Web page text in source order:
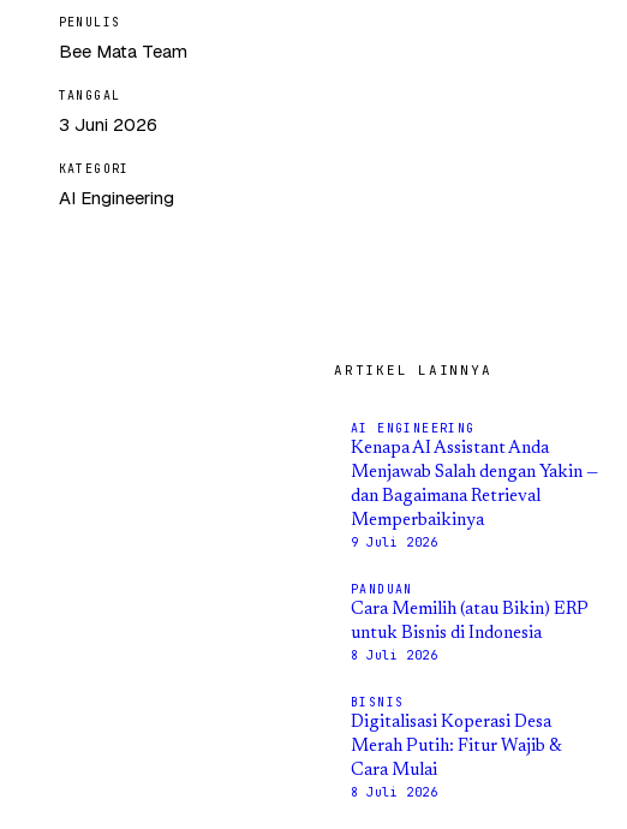
PENULIS
Bee Mata Team
TANGGAL
3 Juni 2026
KATEGORI
AI Engineering
ARTIKEL LAINNYA
AI ENGINEERING
Kenapa AI Assistant Anda
Menjawab Salah dengan Yakin —
dan Bagaimana Retrieval
Memperbaikinya
9 Juli 2026
PANDUAN
Cara Memilih (atau Bikin) ERP
untuk Bisnis di Indonesia
8 Juli 2026
BISNIS
Digitalisasi Koperasi Desa
Merah Putih: Fitur Wajib &
Cara Mulai
8 Juli 2026